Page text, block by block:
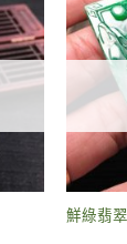
鮮綠翡